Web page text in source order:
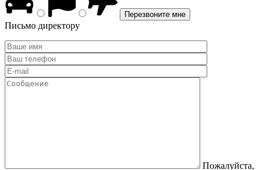
Письмо директору
Пожалуйста,